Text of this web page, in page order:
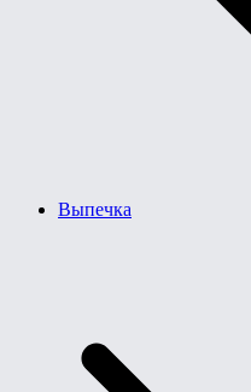
Выпечка